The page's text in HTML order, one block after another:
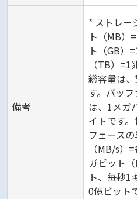
備考
* ストレー
ト（MB）
ト（GB）
（TB）
総容量は
す。バッ
は、1メガ
イトです
フェース
（MB/s）
ガビット
ト、毎秒1
0億ビット